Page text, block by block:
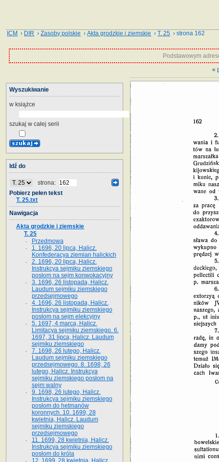
ICM › DIR ›Zasoby polskie ›Akta grodzkie i ziemskie ›T. 25 › strona 162
Podstawowym
«
Wyszukiwanie
w książce
szukaj w całej serii
Idź do
strona:
Pobierz pełen tekst
T. 25.txt
Nawigacja
Akta grodzkie i ziemskie
T. 25
Przedmowa
1. 1696, 20 lipca, Halicz.
Konfederacya ziemian halickich
2. 1696, 20 lipca, Halicz.
Instrukcya sejmiku ziemskiego
posłom na sejm konwokacyjny
3. 1696, 26 listopada, Halicz.
Laudum sejmiku ziemskiego
przedsejmowego
4. 1696, 26 listopada, Halicz.
Instrukcya sejmiku ziemskiego
posłom na sejm elekcyjny
5. 1697, 4 marca, Halicz.
Limitacya sejmiku ziemskiego. 6.
1697, 31 lipca, Halicz. Laudum
sejmiku ziemskiego
7. 1698, 26 lutego, Halicz.
Laudum sejmiku ziemskiego
przedsejmowego. 8. 1698, 26
lutego, Halicz. Instrukcya
sejmiku ziemskiego posłom na
sejm walny
9. 1698, 26 lutego, Halicz.
Instrukcya sejmiku ziemskiego
posłom do hetmanów
koronnych. 10. 1699, 28
kwietnia, Halicz. Laudum
sejmiku ziemskiego
przedsejmowego
11. 1699, 28 kwietnia, Halicz.
Instrukcya sejmiku ziemskiego
posłom do króla
12. 1699, 28 kwietnia, Halicz.